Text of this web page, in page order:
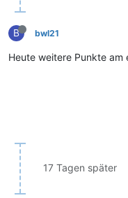
B bwl21
Heute weitere Punkte
17 Tagen später